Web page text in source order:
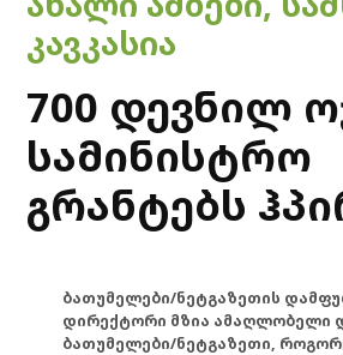
IN
ᲙᲐᲕᲙᲐᲡᲘᲐ
700 დევნილ
სამინისტრო
გრანტებს
ბათუმელები/ნეტგაზეთის
დირექტორი მზია ამაღლობელი
ბათუმელები/ნეტგაზეთი,